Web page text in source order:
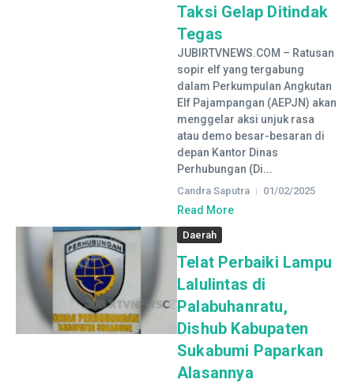
Taksi Gelap Ditindak
Tegas
JUBIRTVNEWS.COM – Ratusan
sopir elf yang tergabung
dalam Perkumpulan Angkutan
Elf Pajampangan (AEPJN) akan
menggelar aksi unjuk rasa
atau demo besar-besaran di
depan Kantor Dinas
Perhubungan (Di...
Candra Saputra 01/02/2025
Read More
Daerah
Telat Perbaiki Lampu
Lalulintas di
Palabuhanratu,
Dishub Kabupaten
Sukabumi Paparkan
Alasannya